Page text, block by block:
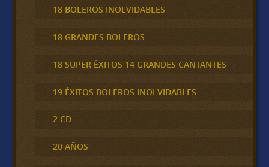
18 BOLEROS INOLVIDABLES
18 GRANDES BOLEROS
18 SUPER ÉXITOS 14 GRANDES CANTANTES
19 ÉXITOS BOLEROS INOLVIDABLES
2 CD
20 AÑOS